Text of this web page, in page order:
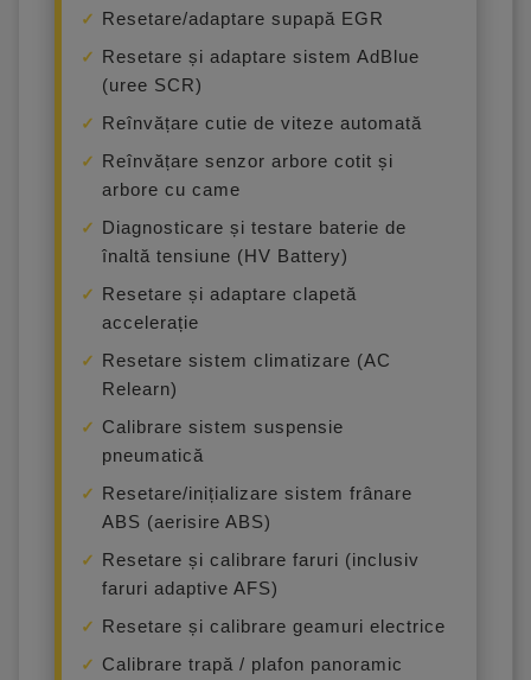
Resetare/adaptare supapă EGR
Resetare și adaptare sistem AdBlue
(uree SCR)
Reînvățare cutie de viteze automată
Reînvățare senzor arbore cotit și
arbore cu came
Diagnosticare și testare baterie de
înaltă tensiune (HV Battery)
Resetare și adaptare clapetă
accelerație
Resetare sistem climatizare (AC
Relearn)
Calibrare sistem suspensie
pneumatică
Resetare/inițializare sistem frânare
ABS (aerisire ABS)
Resetare și calibrare faruri (inclusiv
faruri adaptive AFS)
Resetare și calibrare geamuri electrice
Calibrare trapă / plafon panoramic